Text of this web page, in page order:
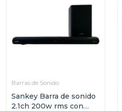
Barras de Sonido
Sankey Barra de sonido
2.1ch 200w rms con